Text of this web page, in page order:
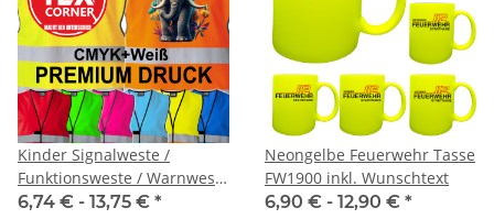
Kinder Signalweste /
Funktionsweste / Warnweste
Standard inkl. Premium
6,74 € - 13,75 € *
Neongelbe Feuerwehr Tasse
FW1900 inkl. Wunschtext
6,90 € - 12,90 € *